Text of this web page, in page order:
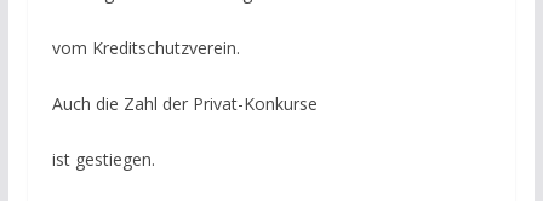
vom Kreditschutzverein.
Auch die Zahl der Privat-Konkurse
ist gestiegen.